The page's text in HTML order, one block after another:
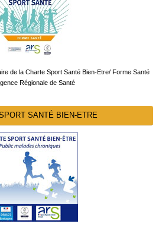
de la Charte Sport Santé Bien-Etre/ Forme Santé
Régionale de Santé
SANTÉ BIEN-ETRE